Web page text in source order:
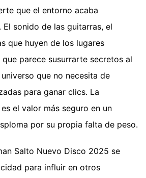
que el entorno acaba
El sonido de las guitarras, el
que huyen de los lugares
parece susurrarte secretos al
que no necesita de
para ganar clics. La
el valor más seguro en un
por su propia falta de peso.
Salto Nuevo Disco 2025 se
para influir en otros